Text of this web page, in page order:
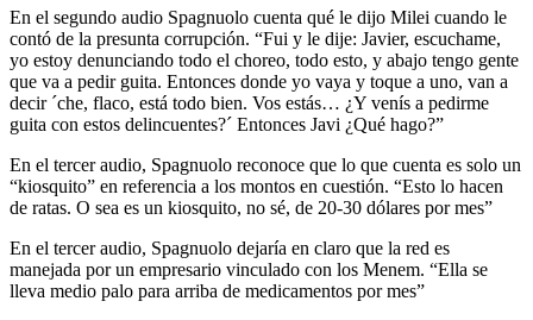
En el segundo audio Spagnuolo cuenta qué le dijo Milei cuando le
contó de la presunta corrupción. “Fui y le dije: Javier, escuchame,
yo estoy denunciando todo el choreo, todo esto, y abajo tengo gente
que va a pedir guita. Entonces donde yo vaya y toque a uno, van a
decir ´che, flaco, está todo bien. Vos estás… ¿Y venís a pedirme
guita con estos delincuentes?´ Entonces Javi ¿Qué hago?”
En el tercer audio, Spagnuolo reconoce que lo que cuenta es solo un
“kiosquito” en referencia a los montos en cuestión. “Esto lo hacen
de ratas. O sea es un kiosquito, no sé, de 20-30 dólares por mes”
En el tercer audio, Spagnuolo dejaría en claro que la red es
manejada por un empresario vinculado con los Menem. “Ella se
lleva medio palo para arriba de medicamentos por mes”